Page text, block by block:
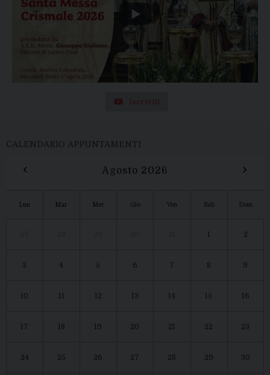
Iscriviti
CALENDARIO APPUNTAMENTI
‹ Agosto 2026 ›
Lun Mar Mer Gio Ven Sab Dom
1 2
3 4 5 6 7 8 9
10 11 12 13 14 15 16
17 18 19 20 21 22 23
24 25 26 27 28 29 30